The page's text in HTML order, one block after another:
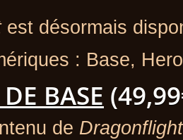
est désormais
: Base,
BASE
de Dragonflight